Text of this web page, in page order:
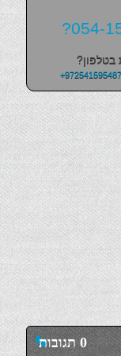
בטלפון?
+972541595487
0 תגובות